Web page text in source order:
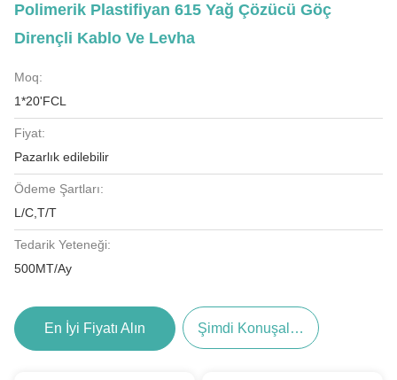
Polimerik Plastifiyan 615 Yağ Çözücü Göç
Dirençli Kablo Ve Levha
Moq:
1*20'FCL
Fiyat:
Pazarlık edilebilir
Ödeme Şartları:
L/C,T/T
Tedarik Yeteneği:
500MT/Ay
En İyi Fiyatı Alın Şimdi Konuşalım.